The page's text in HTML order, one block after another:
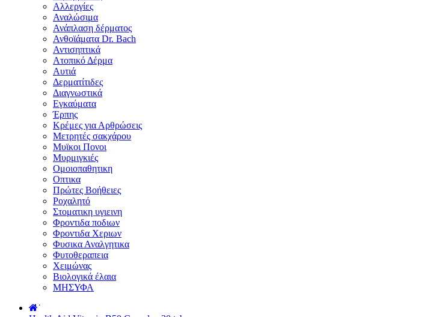
Αλλεργίες
Αναλώσιμα
Ανάπλαση δέρματος
Ανθοϊάματα Dr. Bach
Αντισηπτικά
Ατοπικό Δέρμα
Αυτιά
Δερματίτιδες
Διαγνωστικά
Εγκαύματα
Έρπης
Κρέμες για Αρθρώσεις
Μετρητές σακχάρου
Μυϊκοι Πονοι
Μυρμιγκιές
Ομοιοπαθητικη
Οπτικα
Πρώτες Βοήθειες
Ροχαλητό
Στοματικη υγιεινη
Φροντιδα ποδιων
Φροντιδα Χεριων
Φυσικα Αναλγητικα
Φυτοθεραπεια
Χειμώνας
Βιολογικά έλαια
ΜΗΣΥΦΑ
˙